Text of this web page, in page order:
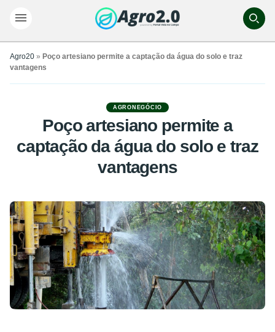
Agro20 » Poço artesiano permite a captação da água do solo e traz
vantagens
AGRONEGÓCIO
Poço artesiano permite a
captação da água do solo e traz
vantagens